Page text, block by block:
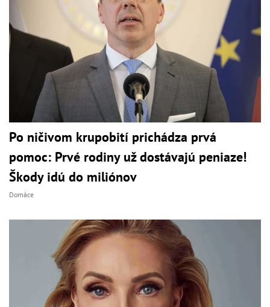
Po ničivom krupobití prichádza prvá
pomoc: Prvé rodiny už dostávajú peniaze!
Škody idú do miliónov
Domáce